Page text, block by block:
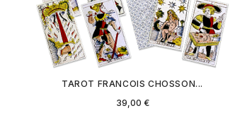
TAROT FRANCOIS CHOSSON...
Prix
39,00 €